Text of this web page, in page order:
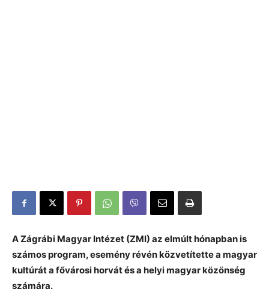
A Zágrábi Magyar Intézet (ZMI) az elmúlt hónapban is
számos program, esemény révén közvetítette a magyar
kultúrát a fővárosi horvát és a helyi magyar közönség
számára.